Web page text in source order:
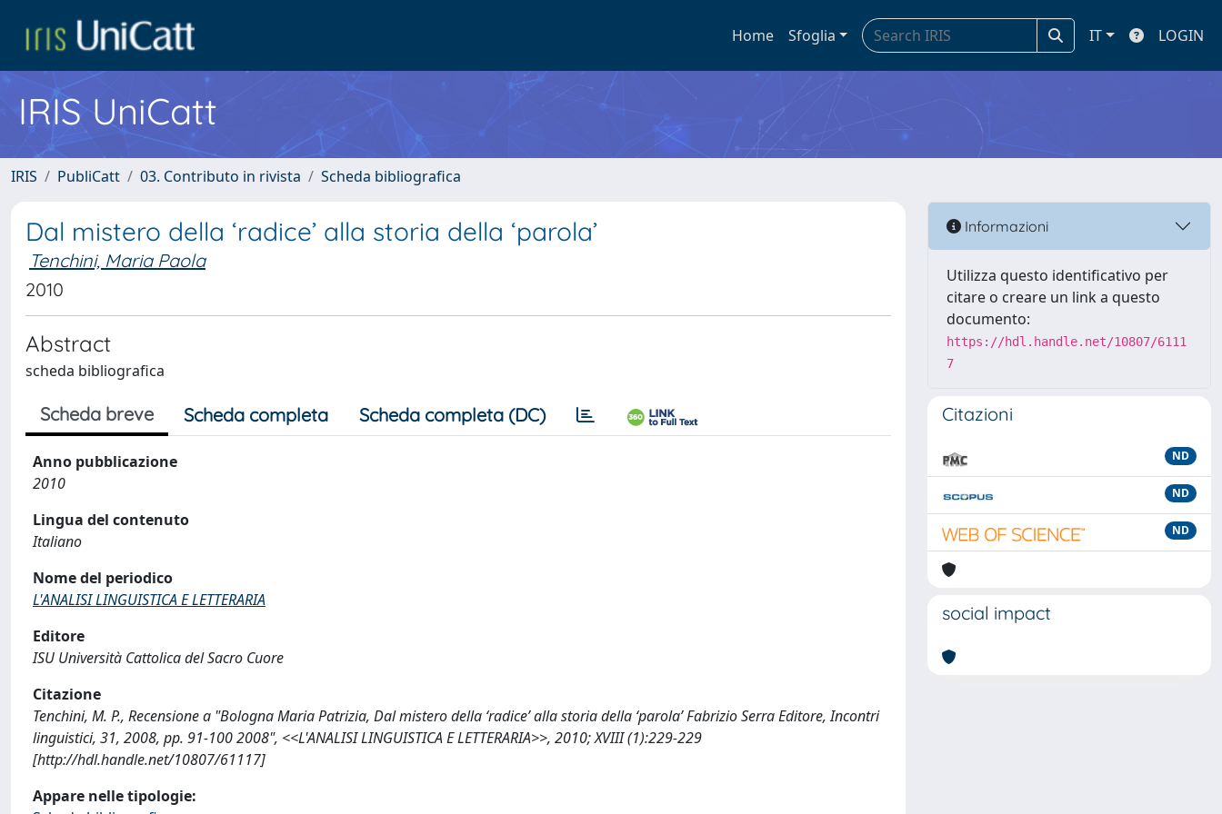
Home Sfoglia IT LOGIN
IRIS UniCatt
IRIS PubliCatt 03. Contributo in rivista Scheda bibliografica
Dal mistero della ‘radice’ alla storia della ‘parola’
Tenchini, Maria Paola
2010
Abstract
scheda bibliografica
Scheda breve Scheda completa Scheda completa (DC)
Anno pubblicazione
2010
Lingua del contenuto
Italiano
Nome del periodico
L'ANALISI LINGUISTICA E LETTERARIA
Editore
ISU Università Cattolica del Sacro Cuore
Citazione
Tenchini, M. P., Recensione a "Bologna Maria Patrizia, Dal mistero della ‘radice’ alla storia della ‘parola’ Fabrizio Serra Editore, Incontri
linguistici, 31, 2008, pp. 91-100 2008", <<L'ANALISI LINGUISTICA E LETTERARIA>>, 2010; XVIII (1):229-229
[http://hdl.handle.net/10807/61117]
Appare nelle tipologie:
Informazioni
Utilizza questo identificativo per
citare o creare un link a questo
documento:
https://hdl.handle.net/10807/6111
7
Citazioni
ND
ND
ND
social impact